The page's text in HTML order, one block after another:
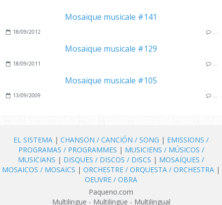
Mosaïque musicale #141
18/09/2012 …
Mosaïque musicale #129
18/09/2011 …
Mosaïque musicale #105
13/09/2009 …
EL SISTEMA | CHANSON / CANCIÓN / SONG | EMISSIONS /
PROGRAMAS / PROGRAMMES | MUSICIENS / MÚSICOS /
MUSICIANS | DISQUES / DISCOS / DISCS | MOSAÏQUES /
MOSAICOS / MOSAICS | ORCHESTRE / ORQUESTA / ORCHESTRA |
OEUVRE / OBRA
Paqueno.com
Multilingue - Multilingüe - Multilingual